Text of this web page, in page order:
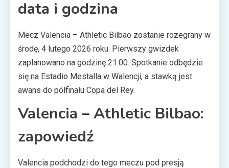
data i godzina
Mecz Valencia – Athletic Bilbao zostanie rozegrany w
środę, 4 lutego 2026 roku. Pierwszy gwizdek
zaplanowano na godzinę 21:00. Spotkanie odbędzie
się na Estadio Mestalla w Walencji, a stawką jest
awans do półfinału Copa del Rey.
Valencia – Athletic Bilbao:
zapowiedź
Valencia podchodzi do tego meczu pod presją